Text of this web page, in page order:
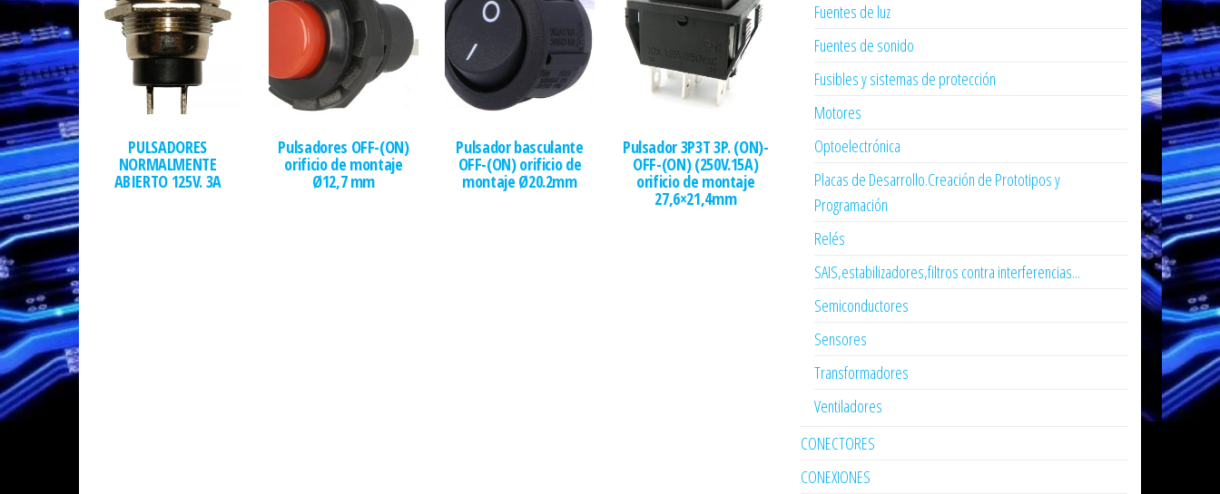
PULSADORES
NORMALMENTE
ABIERTO 125V. 3A
Pulsadores OFF-(ON)
orificio de montaje
Ø12,7 mm
Pulsador basculante
OFF-(ON) orificio de
montaje Ø20.2mm
Pulsador 3P3T 3P. (ON)-
OFF-(ON) (250V.15A)
orificio de montaje
27,6×21,4mm
Fuentes de luz
Fuentes de sonido
Fusibles y sistemas de protección
Motores
Optoelectrónica
Placas de Desarrollo.Creación de Prototipos y
Programación
Relés
SAIS,estabilizadores,filtros contra interferencias...
Semiconductores
Sensores
Transformadores
Ventiladores
CONECTORES
CONEXIONES